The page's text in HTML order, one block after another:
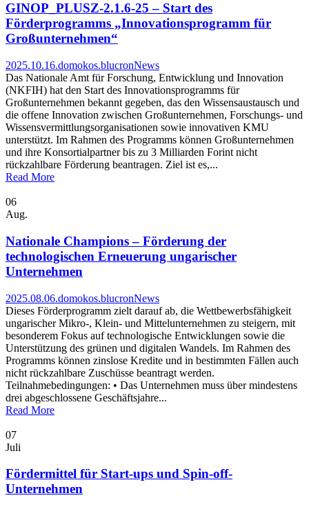
GINOP_PLUSZ-2.1.6-25 – Start des
Förderprogramms „Innovationsprogramm für
Großunternehmen“
2025.10.16.domokos.blucronNews
Das Nationale Amt für Forschung, Entwicklung und Innovation
(NKFIH) hat den Start des Innovationsprogramms für
Großunternehmen bekannt gegeben, das den Wissensaustausch und
die offene Innovation zwischen Großunternehmen, Forschungs- und
Wissensvermittlungsorganisationen sowie innovativen KMU
unterstützt. Im Rahmen des Programms können Großunternehmen
und ihre Konsortialpartner bis zu 3 Milliarden Forint nicht
rückzahlbare Förderung beantragen. Ziel ist es,...
Read More
06
Aug.
Nationale Champions – Förderung der
technologischen Erneuerung ungarischer
Unternehmen
2025.08.06.domokos.blucronNews
Dieses Förderprogramm zielt darauf ab, die Wettbewerbsfähigkeit
ungarischer Mikro-, Klein- und Mittelunternehmen zu steigern, mit
besonderem Fokus auf technologische Entwicklungen sowie die
Unterstützung des grünen und digitalen Wandels. Im Rahmen des
Programms können zinslose Kredite und in bestimmten Fällen auch
nicht rückzahlbare Zuschüsse beantragt werden.
Teilnahmebedingungen: • Das Unternehmen muss über mindestens
drei abgeschlossene Geschäftsjahre...
Read More
07
Juli
Fördermittel für Start-ups und Spin-off-
Unternehmen